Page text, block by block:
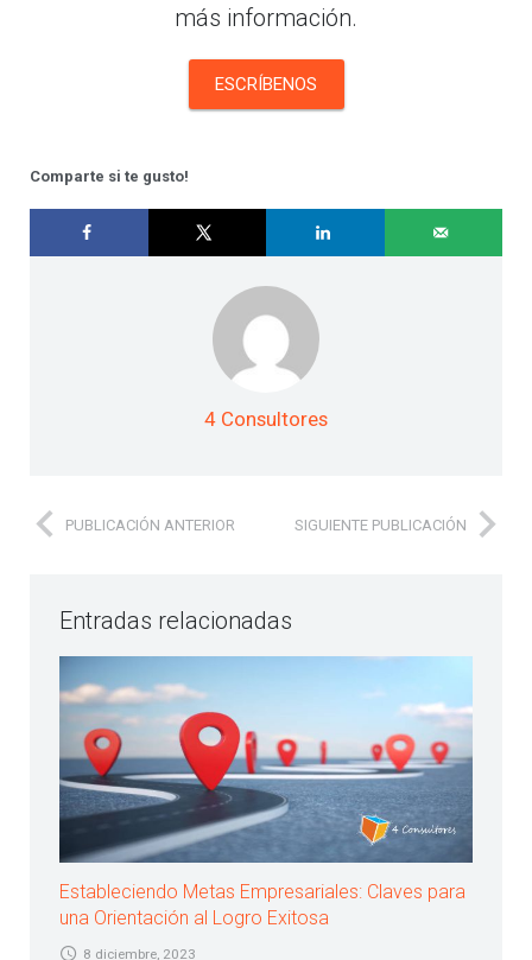
más información.
ESCRÍBENOS
Comparte si te gusto!
4 Consultores
PUBLICACIÓN ANTERIOR SIGUIENTE PUBLICACIÓN
Entradas relacionadas
Estableciendo Metas Empresariales: Claves para
una Orientación al Logro Exitosa
8 diciembre, 2023